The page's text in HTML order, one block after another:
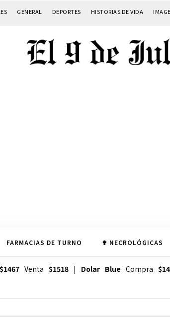
GENERAL DEPORTES HISTORIAS DE VIDA
FARMACIAS DE TURNO ✟ NECROLÓGICAS
$1467Venta $1518| Dolar Blue Compra